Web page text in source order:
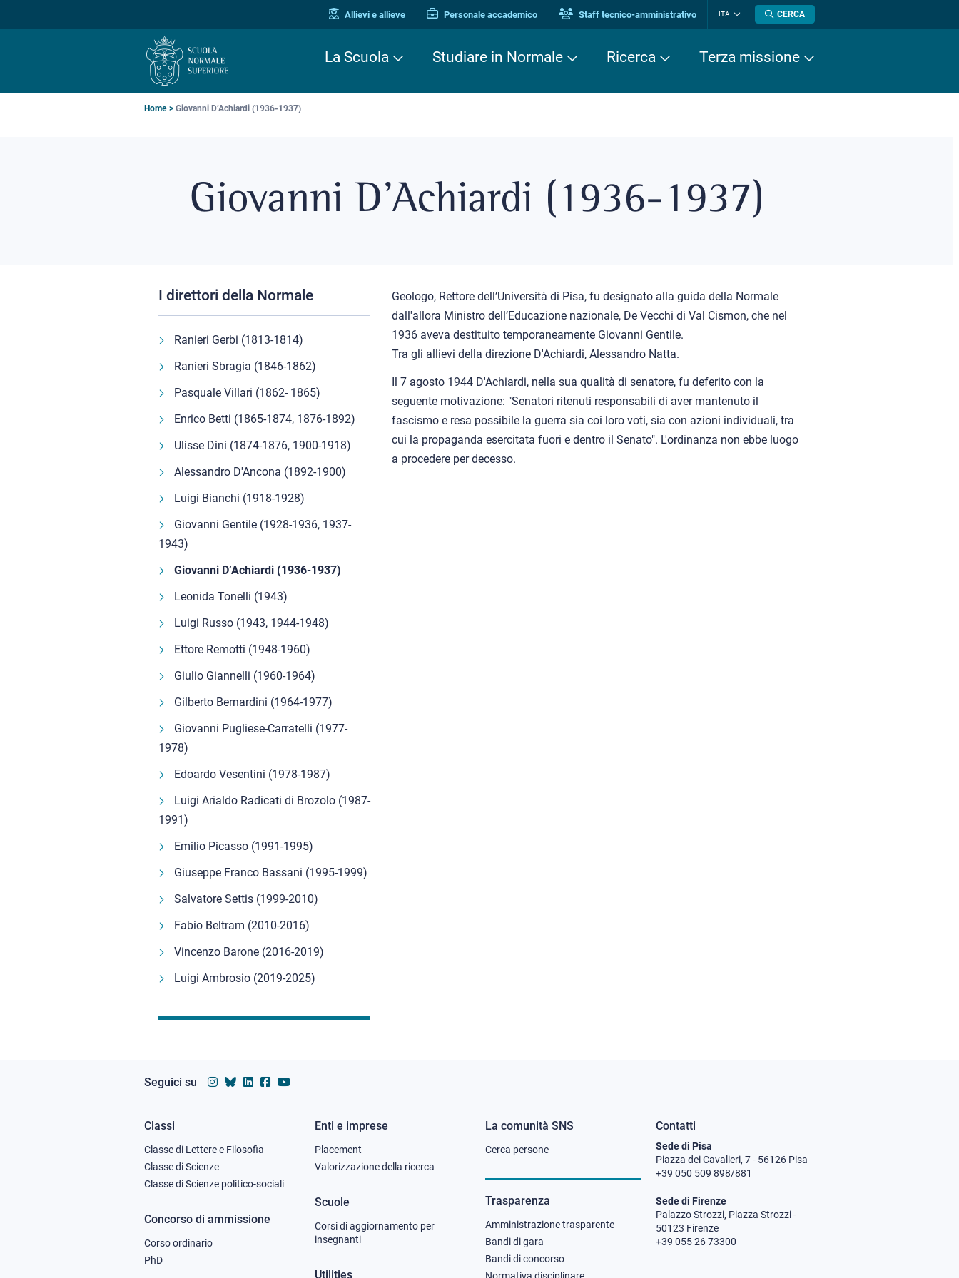
Allievi e allieve Personale accademico Staff tecnico-amministrativo ITA
lingua
CERCA
La Scuola Studiare in Normale Ricerca Terza missione
Briciole
pane
Home Giovanni D’Achiardi (1936-1937)
Giovanni D’Achiardi (1936-1937)
I direttori della Normale
Ranieri Gerbi (1813-1814)
Ranieri Sbragia (1846-1862)
Pasquale Villari (1862- 1865)
Enrico Betti (1865-1874, 1876-1892)
Ulisse Dini (1874-1876, 1900-1918)
Alessandro D'Ancona (1892-1900)
Luigi Bianchi (1918-1928)
Giovanni Gentile (1928-1936, 1937-
1943)
Giovanni D’Achiardi (1936-1937)
Leonida Tonelli (1943)
Luigi Russo (1943, 1944-1948)
Ettore Remotti (1948-1960)
Giulio Giannelli (1960-1964)
Gilberto Bernardini (1964-1977)
Giovanni Pugliese-Carratelli (1977-
1978)
Edoardo Vesentini (1978-1987)
Luigi Arialdo Radicati di Brozolo (1987-
1991)
Emilio Picasso (1991-1995)
Giuseppe Franco Bassani (1995-1999)
Salvatore Settis (1999-2010)
Fabio Beltram (2010-2016)
Vincenzo Barone (2016-2019)
Luigi Ambrosio (2019-2025)
Geologo, Rettore dell’Università di Pisa, fu designato alla guida della Normale
dall'allora Ministro dell’Educazione nazionale, De Vecchi di Val Cismon, che nel
1936 aveva destituito temporaneamente Giovanni Gentile.
Tra gli allievi della direzione D'Achiardi, Alessandro Natta.
Il 7 agosto 1944 D'Achiardi, nella sua qualità di senatore, fu deferito con la
seguente motivazione: "Senatori ritenuti responsabili di aver mantenuto il
fascismo e resa possibile la guerra sia coi loro voti, sia con azioni individuali, tra
cui la propaganda esercitata fuori e dentro il Senato". L'ordinanza non ebbe luogo
a procedere per decesso.
Seguici su
Footer
column
Classi
Classe di Lettere e Filosofia
Classe di Scienze
Classe di Scienze politico-sociali
Concorso di ammissione
Corso ordinario
PhD
Footer
column
2
Enti e imprese
Placement
Valorizzazione della ricerca
Scuole
Corsi di aggiornamento per
insegnanti
Utilities
Footer
column
3
La comunità SNS
Cerca persone
Trasparenza
Amministrazione trasparente
Bandi di gara
Bandi di concorso
Normativa disciplinare
Contatti
Sede di Pisa
Piazza dei Cavalieri, 7 - 56126 Pisa
+39 050 509 898/881
Sede di Firenze
Palazzo Strozzi, Piazza Strozzi -
50123 Firenze
+39 055 26 73300